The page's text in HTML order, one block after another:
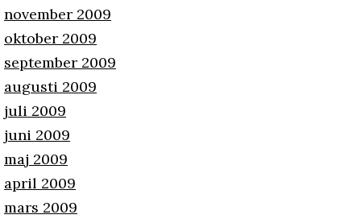
november 2009
oktober 2009
september 2009
augusti 2009
juli 2009
juni 2009
maj 2009
april 2009
mars 2009